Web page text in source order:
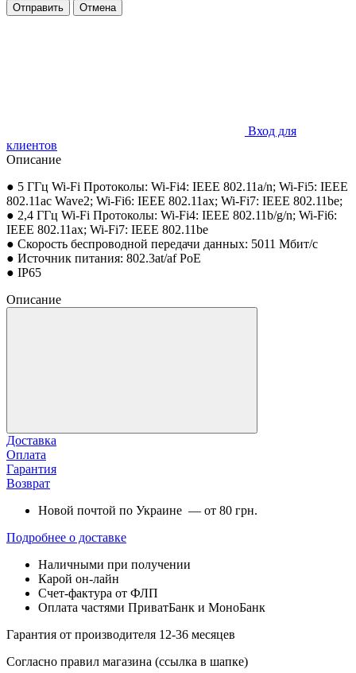
Отправить Отмена
Вход для
клиентов
Описание
● 5 ГГц Wi-Fi Протоколы: Wi-Fi4: IEEE 802.11a/n; Wi-Fi5: IEEE
802.11ac Wave2; Wi-Fi6: IEEE 802.11ax; Wi-Fi7: IEEE 802.11be;
● 2,4 ГГц Wi-Fi Протоколы: Wi-Fi4: IEEE 802.11b/g/n; Wi-Fi6:
IEEE 802.11ax; Wi-Fi7: IEEE 802.11be
● Скорость беспроводной передачи данных: 5011 Мбит/с
● Источник питания: 802.3at/af PoE
● IP65
Описание
Доставка
Оплата
Гарантия
Возврат
Новой почтой по Украине — от 80 грн.
Подробнее о доставке
Наличными при получении
Карой он-лайн
Счет-фактура от ФЛП
Оплата частями ПриватБанк и МоноБанк
Гарантия от производителя 12-36 месяцев
Согласно правил магазина (ссылка в шапке)